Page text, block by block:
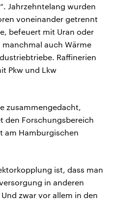
Jahrzehntelang wurden
voneinander getrennt
befeuert mit Uran oder
auch Wärme
Raffinerien
Pkw und Lkw
zusammengedacht,
den Forschungsbereich
am Hamburgischen
ist, dass man
in anderen
zwar vor allem in den